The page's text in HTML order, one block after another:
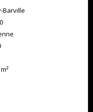
Barville